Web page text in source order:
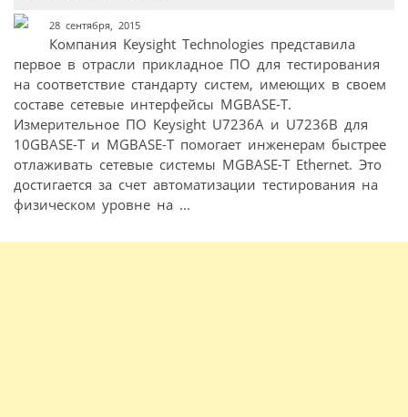
28 сентября, 2015
Компания Keysight Technologies представила
первое в отрасли прикладное ПО для тестирования
на соответствие стандарту систем, имеющих в своем
составе сетевые интерфейсы MGBASE-T.
Измерительное ПО Keysight U7236A и U7236B для
10GBASE-T и MGBASE-T помогает инженерам быстрее
отлаживать сетевые системы MGBASE-T Ethernet. Это
достигается за счет автоматизации тестирования на
физическом уровне на ...